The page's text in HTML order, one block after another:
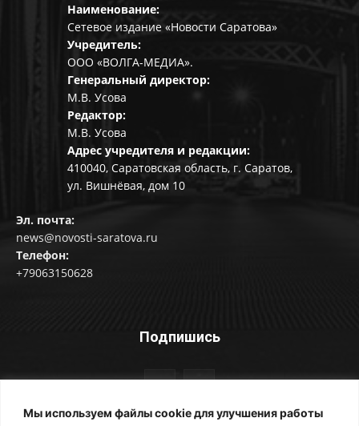
Мы используем файлы cookie для улучшения работы
Наименование:
Сетевое издание «Новости Саратова»
Учредитель:
ООО «ВОЛГА-МЕДИА».
Генеральный директор:
М.В. Усова
Редактор:
М.В. Усова
Адрес учредителя и редакции:
410040, Саратовская область, г. Саратов,
ул. Вишнёвая, дом 10
Эл. почта:
news@novosti-saratova.ru
Телефон:
+79063150628
Подпишись